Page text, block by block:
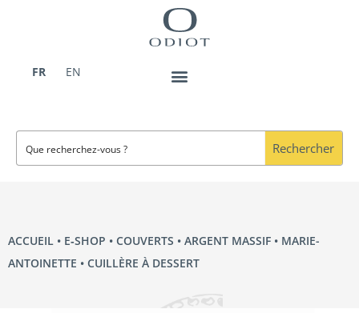
FR
EN
Rechercher
ACCUEIL • E‑SHOP • COUVERTS • ARGENT MASSIF • MARIE-
ANTOINETTE • CUILLÈRE À DESSERT